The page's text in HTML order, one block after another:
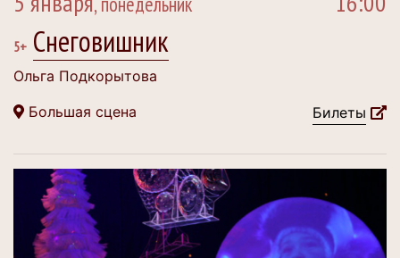
5+ Снеговишник
Ольга Подкорытова
Большая сцена
Билеты